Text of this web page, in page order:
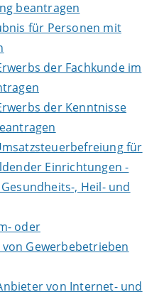
beantragen
für Personen mit
der Fachkunde im
der Kenntnisse
für
Einrichtungen -
, Heil- und
oder
Gewerbebetrieben
von Internet- und